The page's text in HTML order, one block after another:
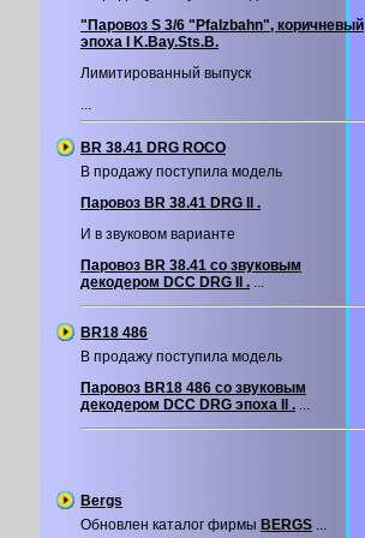
"Паровоз S 3/6 "Pfalzbahn", коричневый
эпоха I K.Bay.Sts.B.
Лимитированный выпуск
...
BR 38.41 DRG ROCO
В продажу поступила модель
Паровоз BR 38.41 DRG II .
И в звуковом варианте
Паровоз BR 38.41 со звуковым
декодером DCC DRG II . ...
BR18 486
В продажу поступила модель
Паровоз BR18 486 со звуковым
декодером DCС DRG эпоха II . ...
Bergs
Обновлен каталог фирмы BERGS ...